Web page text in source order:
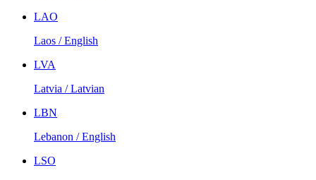
LAO
Laos / English
LVA
Latvia / Latvian
LBN
Lebanon / English
LSO